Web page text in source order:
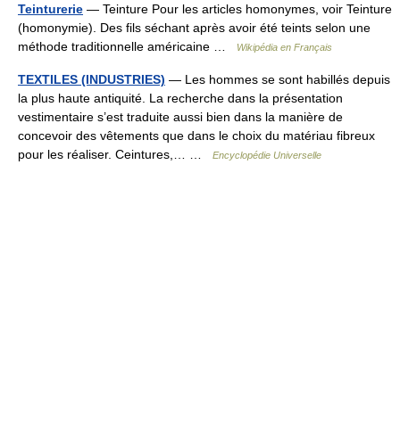
Teinturerie — Teinture Pour les articles homonymes, voir Teinture
(homonymie). Des fils séchant après avoir été teints selon une
méthode traditionnelle américaine …
Wikipédia en Français
TEXTILES (INDUSTRIES) — Les hommes se sont habillés depuis
la plus haute antiquité. La recherche dans la présentation
vestimentaire s’est traduite aussi bien dans la manière de
concevoir des vêtements que dans le choix du matériau fibreux
pour les réaliser. Ceintures,… …
Encyclopédie Universelle